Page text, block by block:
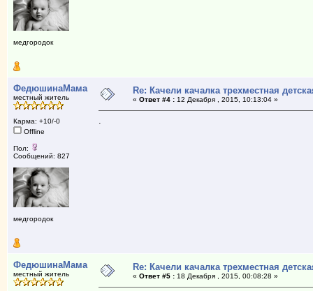
медгородок
ФедюшинаМама
местный житель
Карма: +10/-0
Offline
Пол:
Сообщений: 827
медгородок
Re: Качели качалка трехместная
« Ответ #4 :12 Декабря , 2015, 10:13:04 »
.
ФедюшинаМама
местный житель
Re: Качели качалка трехместная
« Ответ #5 :18 Декабря , 2015, 00:08:28 »